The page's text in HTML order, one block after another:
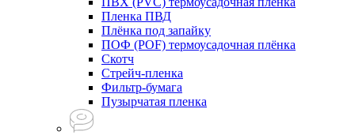
Пленка ПВД
Плёнка под запайку
ПОФ (POF) термоусадочная плёнка
Скотч
Стрейч-пленка
Фильтр-бумага
Пузырчатая пленка